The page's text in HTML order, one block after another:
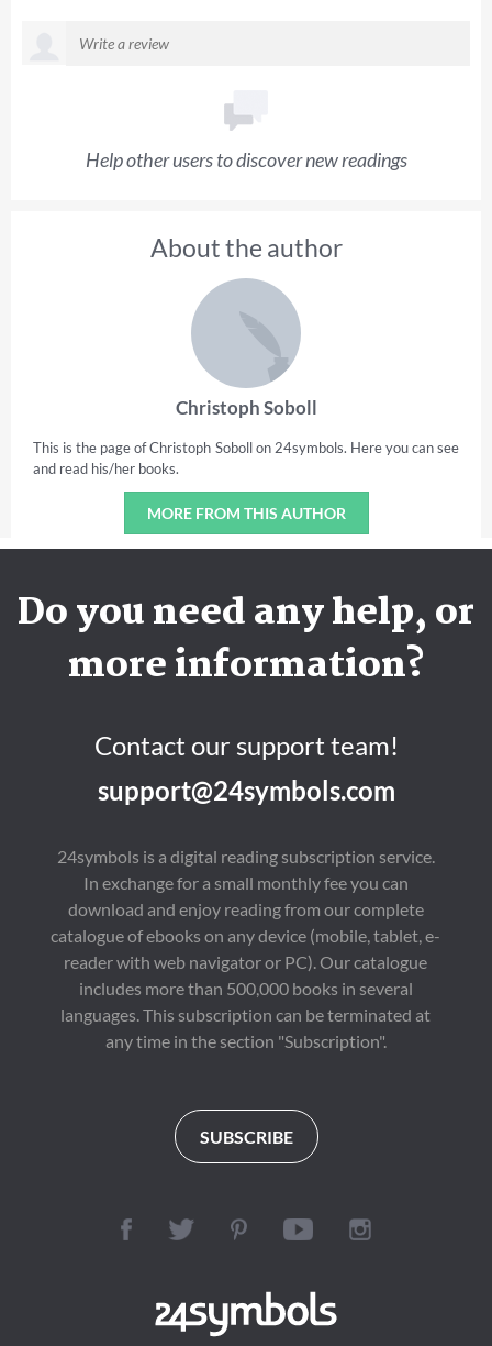
Help other users to discover new readings
About the author
Christoph Soboll
This is the page of Christoph Soboll on 24symbols. Here you can see
and read his/her books.
MORE FROM THIS AUTHOR
Do you need any help, or
more information?
Contact our support team!
support@24symbols.com
24symbols is a digital reading subscription service.
In exchange for a small monthly fee you can
download and enjoy reading from our complete
catalogue of ebooks on any device (mobile, tablet, e-
reader with web navigator or PC). Our catalogue
includes more than 500,000 books in several
languages. This subscription can be terminated at
any time in the section "Subscription".
SUBSCRIBE